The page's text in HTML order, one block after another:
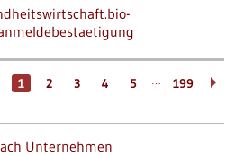
1 2 3 4 5 … 199
Unternehmen